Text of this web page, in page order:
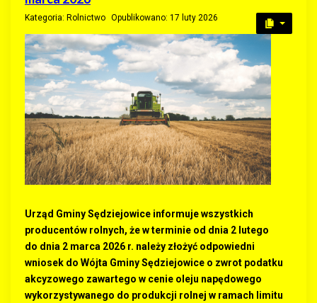
Kategoria: Rolnictwo Opublikowano: 17 luty 2026
Urząd Gminy Sędziejowice informuje wszystkich
producentów rolnych, że w terminie od dnia 2 lutego
do dnia 2 marca 2026 r. należy złożyć odpowiedni
wniosek do Wójta Gminy Sędziejowice o zwrot podatku
akcyzowego zawartego w cenie oleju napędowego
wykorzystywanego do produkcji rolnej w ramach limitu